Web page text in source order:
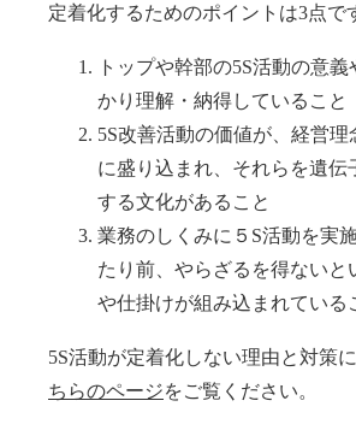
定着化するためのポイントは3点で
トップや幹部の5S活動の意
かり理解・納得していること
5S改善活動の価値が、経営理
に盛り込まれ、それらを遺伝
する文化があること
業務のしくみに５S活動を実
たり前、やらざるを得ないと
や仕掛けが組み込まれている
5S活動が定着化しない理由と対策に
ちらのページをご覧ください。